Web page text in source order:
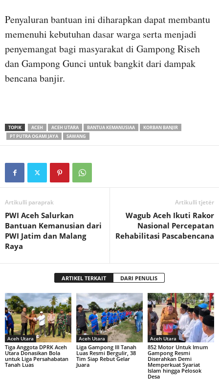
Penyaluran bantuan ini diharapkan dapat membantu
memenuhi kebutuhan dasar warga serta menjadi
penyemangat bagi masyarakat di Gampong Riseh
dan Gampong Gunci untuk bangkit dari dampak
bencana banjir.
TOPIK ACEH ACEH UTARA BANTUA KEMANUSIAA
KORBAN BANJIR
PT PUTRA OGAMI JAYA
SAWANG
Artikulli paraprak
PWI Aceh Salurkan
Bantuan Kemanusian dari
PWI Jatim dan Malang
Raya
Artikulli tjetër
Wagub Aceh Ikuti Rakor
Nasional Percepatan
Rehabilitasi Pascabencana
ARTIKEL TERKAIT DARI PENULIS
Aceh Utara
Tiga Anggota DPRK Aceh
Utara Donasikan Bola
untuk Liga Persahabatan
Tanah Luas
Aceh Utara
Liga Gampong III Tanah
Luas Resmi Bergulir, 38
Tim Siap Rebut Gelar
Juara
Aceh Utara
852 Motor Untuk Imum
Gampong Resmi
Diserahkan Demi
Memperkuat Syariat
Islam hingga Pelosok
Desa